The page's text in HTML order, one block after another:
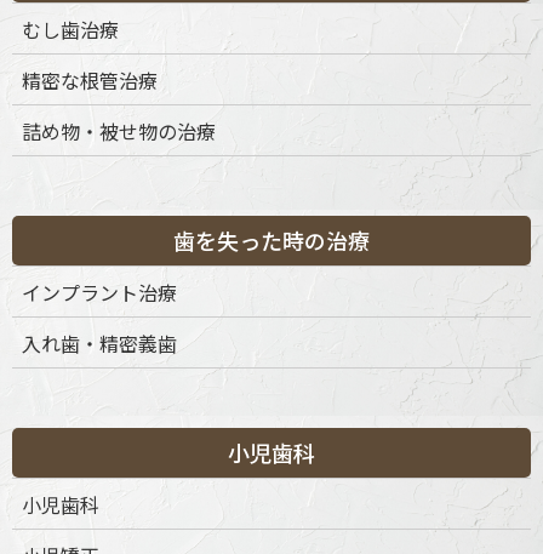
歯周病の治療
むし歯の治療
歯を失った時の治療
小児歯科治療
歯列矯正・矯正治療
予防歯科
むし歯治療
精密な根管治療
詰め物・被せ物の治療
歯を失った時の治療
インプラント治療
入れ歯・精密義歯
小児歯科
小児歯科